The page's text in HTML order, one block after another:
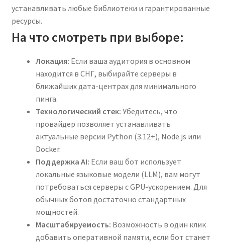
устанавливать любые библиотеки и гарантированные
ресурсы.
На что смотреть при выборе:
Локация: Если ваша аудитория в основном
находится в СНГ, выбирайте серверы в
ближайших дата-центрах для минимального
пинга.
Технологический стек: Убедитесь, что
провайдер позволяет устанавливать
актуальные версии Python (3.12+), Node.js или
Docker.
Поддержка AI: Если ваш бот использует
локальные языковые модели (LLM), вам могут
потребоваться серверы с GPU-ускорением. Для
обычных ботов достаточно стандартных
мощностей.
Масштабируемость: Возможность в один клик
добавить оперативной памяти, если бот станет